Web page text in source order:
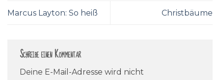
Marcus Layton: So heiß Christbäume
Schreibe einen Kommentar
Deine E-Mail-Adresse wird nicht